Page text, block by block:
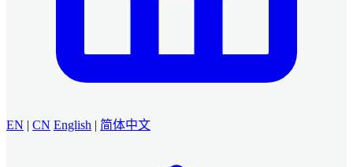
EN | CN English | 简体中文